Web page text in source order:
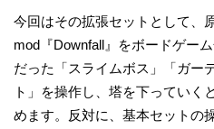
今回はその拡張セットとして、
mod『Downfall』をボードゲー
だった「スライムボス」「ガー
ト」を操作し、塔を下っていく
めます。反対に、基本セットの